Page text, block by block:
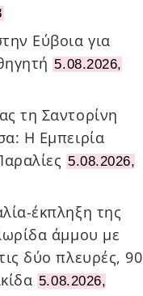
Εύβοια για
5.08.2026,
τη Σαντορίνη
Η Εμπειρία
5.08.2026,
έκπληξη της
άμμου με
δύο πλευρές, 90
5.08.2026,